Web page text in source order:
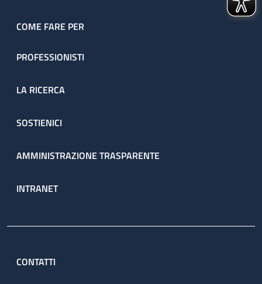
COME FARE PER
PROFESSIONISTI
LA RICERCA
SOSTIENICI
AMMINISTRAZIONE TRASPARENTE
INTRANET
CONTATTI